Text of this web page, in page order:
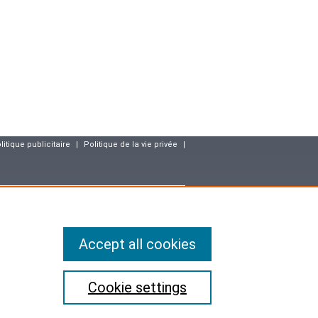
publicitaire | Politique de la vie privée |
aux fichiers et aux libertés, vous disposez des droits
à jour ou effacées les informations vous concernant qui
ou l'utilisation ou la conservation est interdite.
légales de confidentialité applicables en France et à ne pas
Cookie settings
Accept all cookies